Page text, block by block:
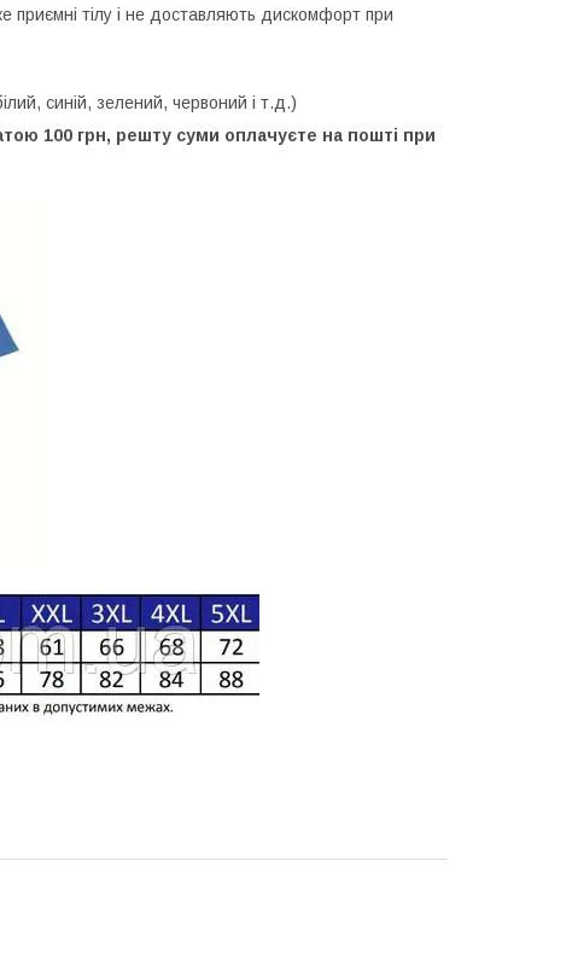
приємні тілу і не доставляють дискомфорт при
синій, зелений, червоний і т.д.)
100 грн, решту суми оплачуєте на пошті при